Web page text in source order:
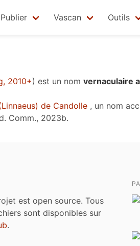
Publier Vascan Outils
2010+) est un nom vernaculaire
de Candolle , un nom
Comm., 2023b.
est open source. Tous
sont disponibles sur
.